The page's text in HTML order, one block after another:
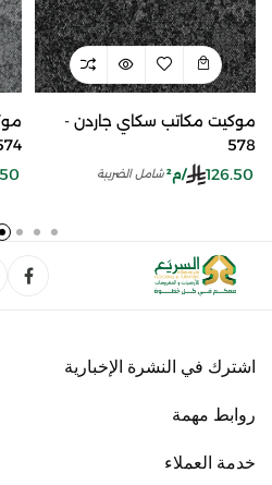
موكيت مكاتب سكاي جاردن -
578
126.50
/م² شامل الضريبة
اشترك في النشرة الإخبارية
روابط مهمة
خدمة العملاء